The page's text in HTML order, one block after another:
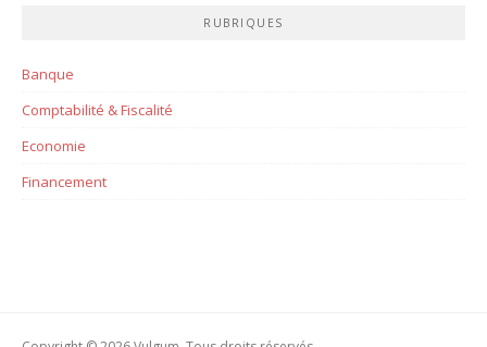
RUBRIQUES
Banque
Comptabilité & Fiscalité
Economie
Financement